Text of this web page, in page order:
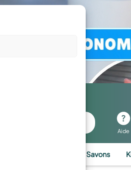
Aide
Bougies et Savons